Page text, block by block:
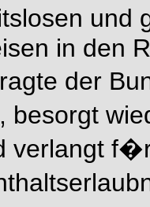
in den
der
verlangt